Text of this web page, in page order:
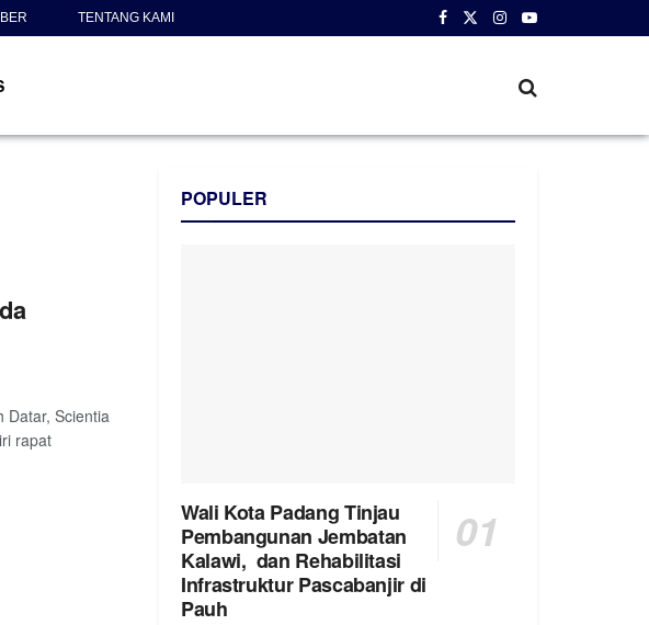
TENTANG KAMI
Datar, Scientia
rapat
POPULER
Wali Kota Padang Tinjau
Pembangunan Jembatan
Kalawi, dan Rehabilitasi
Infrastruktur Pascabanjir di
Pauh